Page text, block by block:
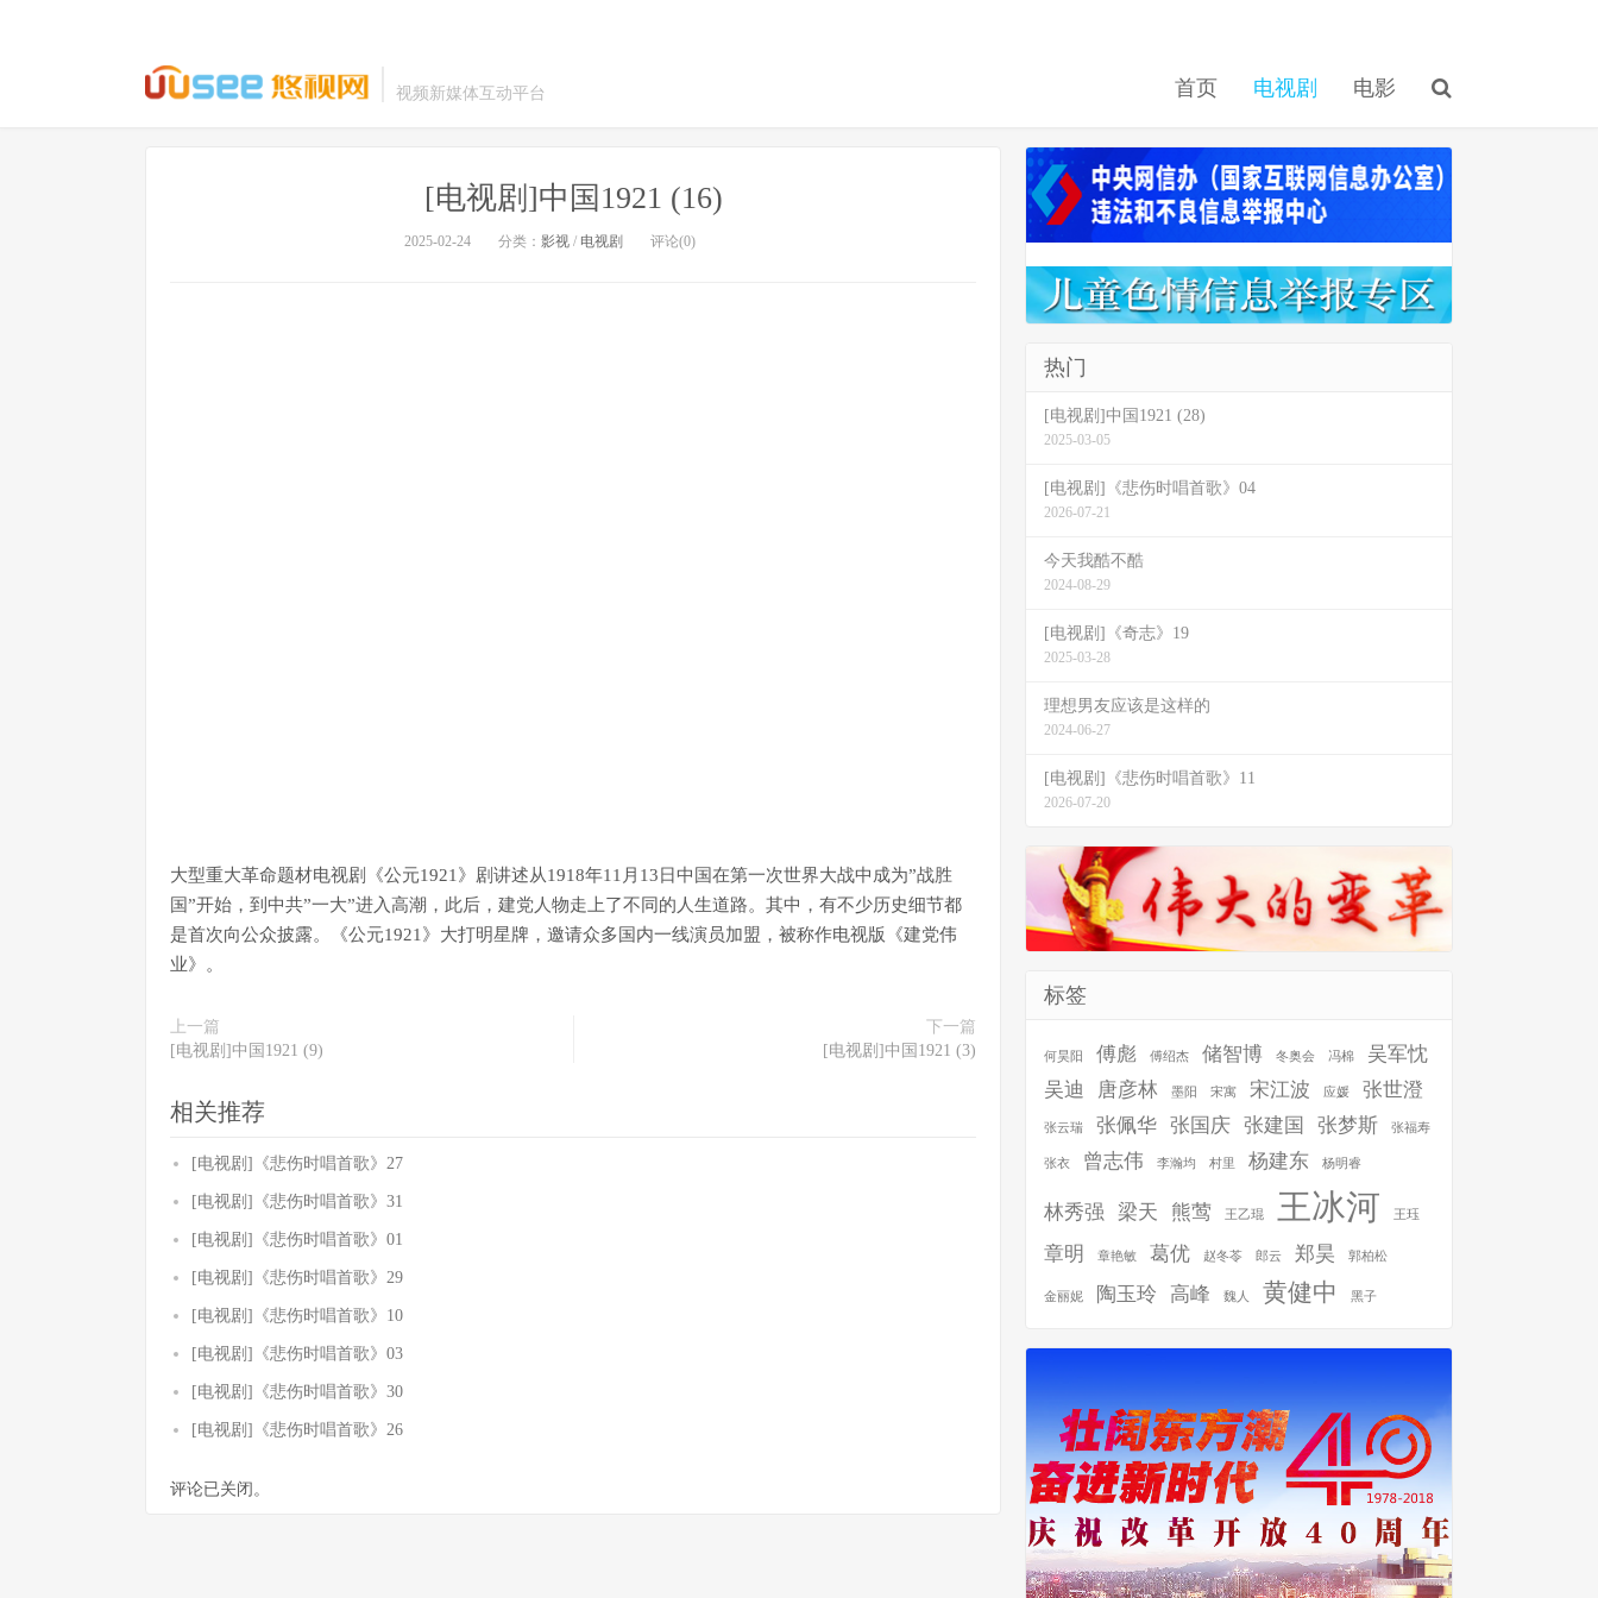
视频新媒体互动平台 首页 电视剧 电影
[电视剧]中国1921 (16)
2025-02-24 分类： 影视/ 电视剧 评论(0)
大型重大革命题材电视剧《公元1921》剧讲述从1918年11月13日中国在第一次世界大战中成为”战胜
国”开始，到中共”一大”进入高潮，此后，建党人物走上了不同的人生道路。其中，有不少历史细节都
是首次向公众披露。《公元1921》大打明星牌，邀请众多国内一线演员加盟，被称作电视版《建党伟
业》。
上一篇
[电视剧]中国1921 (9)
下一篇
[电视剧]中国1921 (3)
相关推荐
[电视剧]《悲伤时唱首歌》27
[电视剧]《悲伤时唱首歌》31
[电视剧]《悲伤时唱首歌》01
[电视剧]《悲伤时唱首歌》29
[电视剧]《悲伤时唱首歌》10
[电视剧]《悲伤时唱首歌》03
[电视剧]《悲伤时唱首歌》30
[电视剧]《悲伤时唱首歌》26
评论已关闭。
热门
[电视剧]中国1921 (28)
2025-03-05
[电视剧]《悲伤时唱首歌》04
2026-07-21
今天我酷不酷
2024-08-29
[电视剧]《奇志》19
2025-03-28
理想男友应该是这样的
2024-06-27
[电视剧]《悲伤时唱首歌》11
2026-07-20
标签
何昊阳 傅彪 傅绍杰 储智博 冬奥会 冯棉
吴军忱
吴迪
唐彦林 墨阳 宋寓 宋江波 应媛 张世澄
张云瑞 张佩华 张国庆 张建国 张梦斯 张福寿
张衣 曾志伟 李瀚均 村里 杨建东 杨明睿
林秀强 梁天 熊莺 王乙琨 王冰河 王珏
章明 章艳敏 葛优 赵冬苓 郎云 郑昊 郭柏松
金丽妮 陶玉玲 高峰 魏人 黄健中 黑子